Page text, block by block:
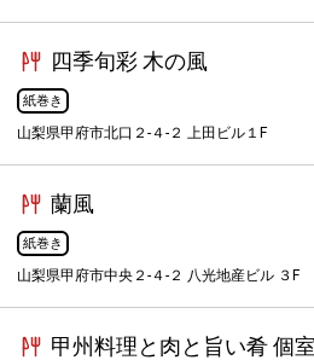
四季旬彩 木の風
紙巻き
山梨県甲府市北口２-４-２ 上田ビル１F
蘭風
紙巻き
山梨県甲府市中央２-４-２ 八光地産ビル ３F
甲州料理と肉と旨い肴 個